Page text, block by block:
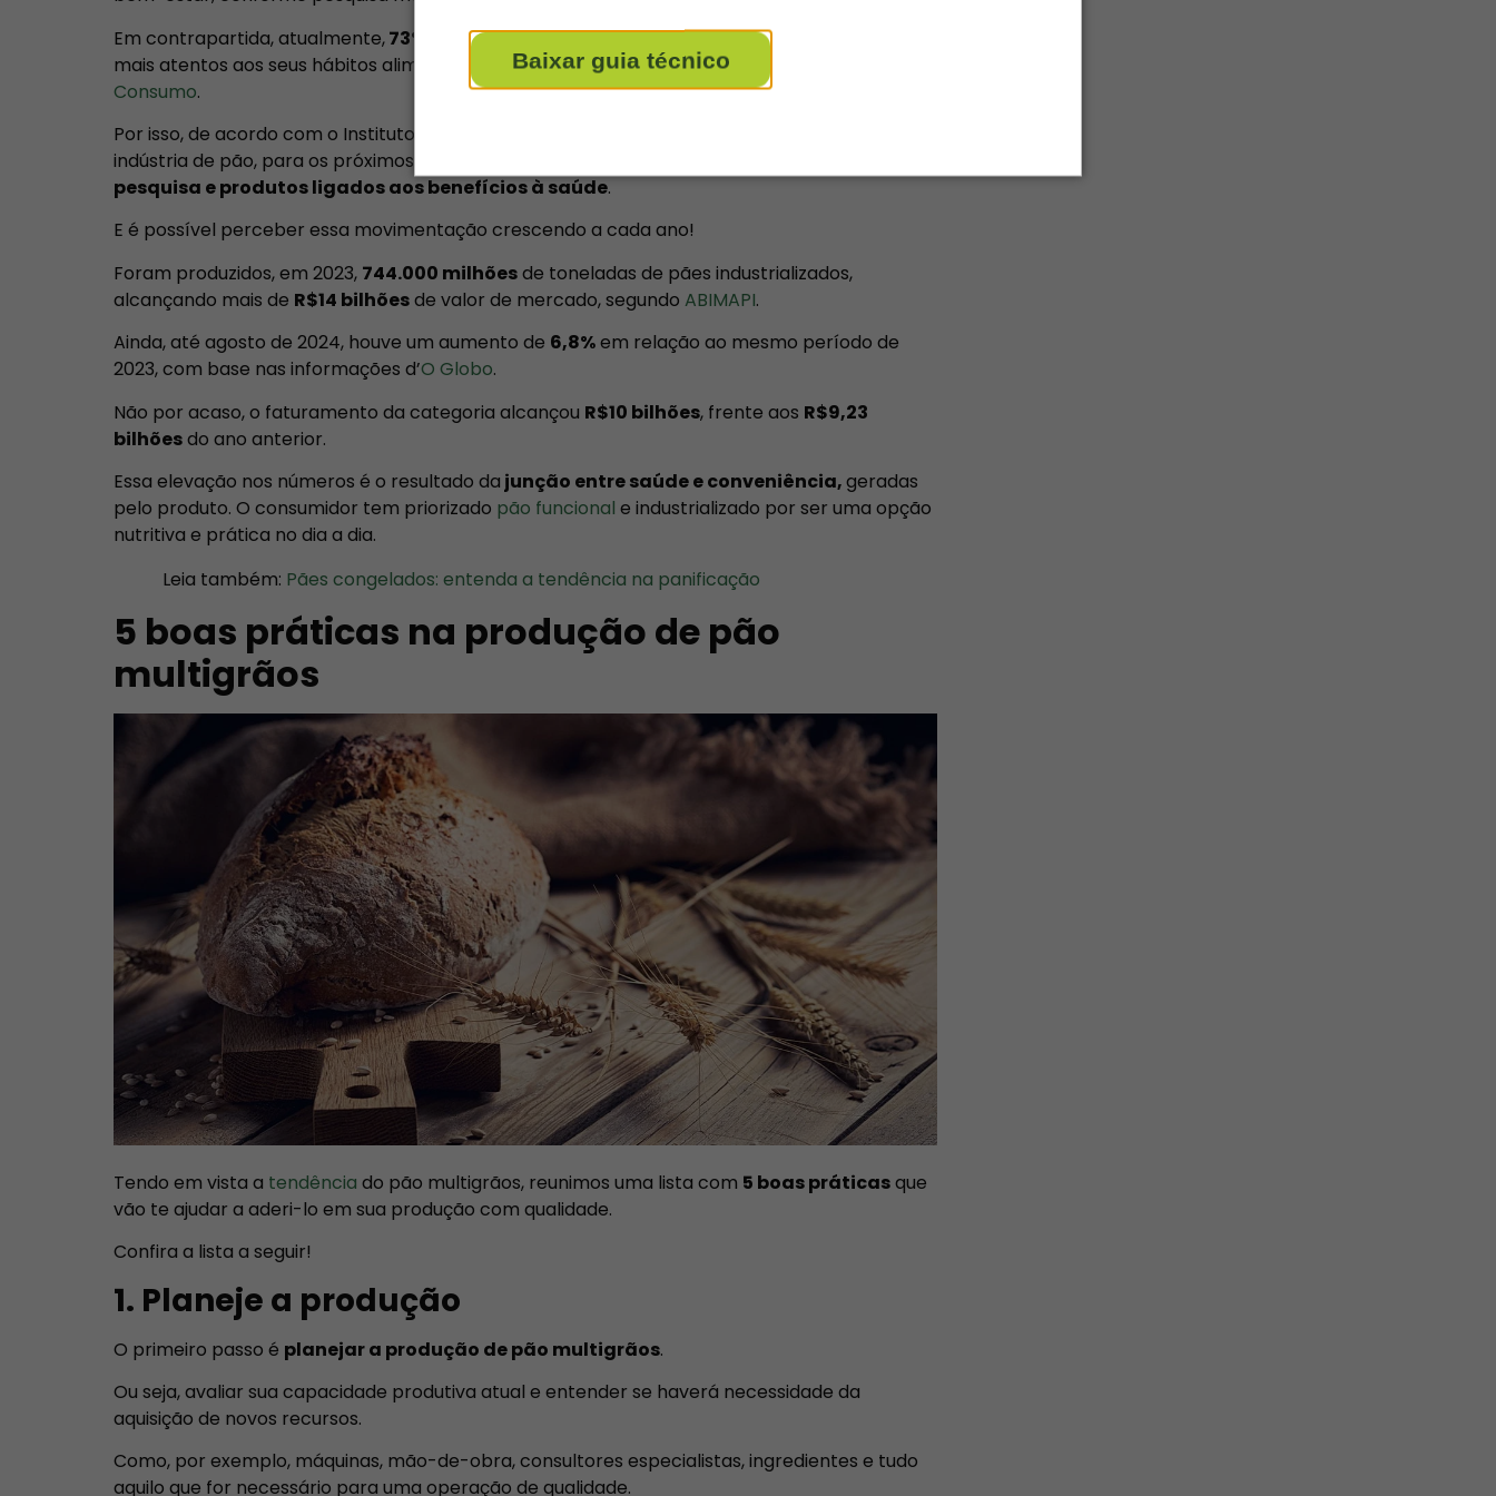
Baixar guia técnico
Em contrapartida, atualmente,73%
consumidores de todo o mundo disseram estar muito
mais atentos aos seus hábitos alimentares, segundo dados reunidos pelo
Consumo.
Por isso, de acordo com o Instituto Tecnológico da Panificação e Confeitaria (
indústria de pão, para os próximos anos, deverá ser a
pesquisa e produtos ligados aos benefícios à saúde.
E é possível perceber essa movimentação crescendo a cada ano!
Foram produzidos, em 2023, 744.000 milhõesde toneladas de pães industrializados,
alcançando mais de R$14 bilhõesde valor de mercado, segundoABIMAPI.
Ainda, até agosto de 2024, houve um aumento de 6,8%em relação ao mesmo período de
2023, com base nas informações d’O Globo.
Não por acaso, o faturamento da categoria alcançou R$10 bilhões, frente aos R$9,23
bilhõesdo ano anterior.
Essa elevação nos números é o resultado da junção entre saúde e conveniência,geradas
pelo produto. O consumidor tem priorizado pão funcional e industrializado por ser uma opção
nutritiva e prática no dia a dia.
Leia também: Pães congelados: entenda a tendência na panificação
5 boas práticas na produção de pão
multigrãos
Tendo em vista a tendência do pão multigrãos, reunimos uma lista com 5 boas práticasque
vão te ajudar a aderi-lo em sua produção com qualidade.
Confira a lista a seguir!
1. Planeje a produção
O primeiro passo é planejar a produção de pão multigrãos.
Ou seja, avaliar sua capacidade produtiva atual e entender se haverá necessidade da
aquisição de novos recursos.
Como, por exemplo, máquinas, mão-de-obra, consultores especialistas, ingredientes e tudo
aquilo que for necessário para uma operação de qualidade.